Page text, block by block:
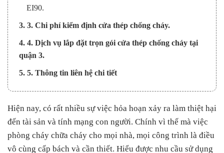
EI90.
3. 3. Chi phí kiểm định cửa thép chống cháy.
4. 4. Dịch vụ lắp đặt trọn gói cửa thép chống cháy tại
quận 3.
5. 5. Thông tin liên hệ chi tiết
Hiện nay, có rất nhiều sự việc hỏa hoạn xảy ra làm thiệt hại
đến tài sản và tính mạng con người. Chính vì thế mà việc
phòng cháy chữa cháy cho mọi nhà, mọi công trình là điều
vô cùng cấp bách và cần thiết. Hiểu được nhu cầu sử dụng